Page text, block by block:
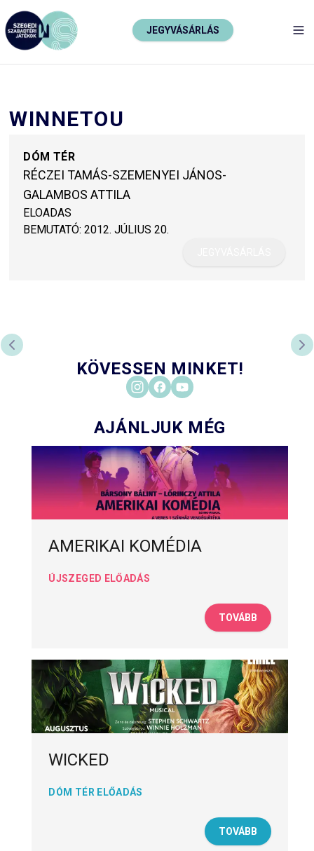
JEGYVÁSÁRLÁS
WINNETOU
DÓM TÉR
RÉCZEI TAMÁS-SZEMENYEI JÁNOS-
GALAMBOS ATTILA
ELOADAS
BEMUTATÓ: 2012. JÚLIUS 20.
PREVIOUS SLIDE
KÖVESSEN MINKET!
AJÁNLJUK MÉG
AMERIKAI KOMÉDIA
ÚJSZEGED ELŐADÁS
TOVÁBB
WICKED
DÓM TÉR ELŐADÁS
TOVÁBB